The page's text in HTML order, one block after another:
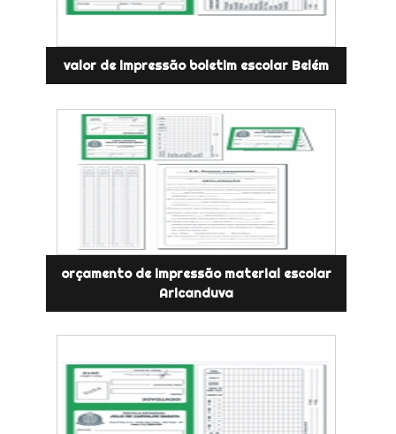
valor de impressão boletim escolar Belém
orçamento de impressão material escolar
Aricanduva